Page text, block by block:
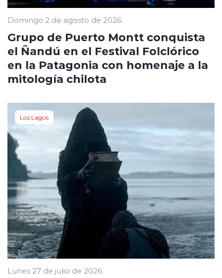
Domingo 2 de agosto de 2026
Grupo de Puerto Montt conquista
el Ñandú en el Festival Folclórico
en la Patagonia con homenaje a la
mitología chilota
Los Lagos
Lunes 27 de julio de 2026